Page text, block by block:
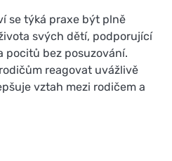
se týká praxe být plně
svých dětí, podporující
pocitů bez posuzování.
reagovat uvážlivě
vztah mezi rodičem a